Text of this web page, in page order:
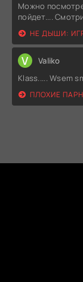
Можно
пойдет....
НЕ ДЫШИ:
V Valiko
Klass..... Wsem
ПЛОХИЕ